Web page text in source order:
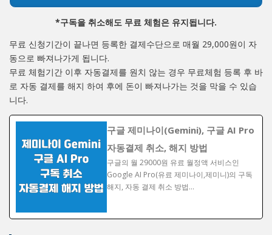
*구독을 취소해도 무료 체험은 유지됩니다.
무료 신청기간이 끝나면 등록한 결제수단으로 매월 29,000원이 자
동으로 빠져나가게 됩니다.
무료 체험기간 이후 자동결제를 원치 않는 경우 무료체험 등록 후 바
로 자동 결제를 해지 하여 후에 돈이 빠져나가는 것을 막을 수 있습
니다.
구글 제미나이(Gemini), 구글 AI Pro
자동결제 취소, 해지 방법
구글의 월 29000원 유료 월정액 서비스인
Google AI Pro(유료 제미나이,제미니)의 구독
해지, 자동 결제 취소 방법…